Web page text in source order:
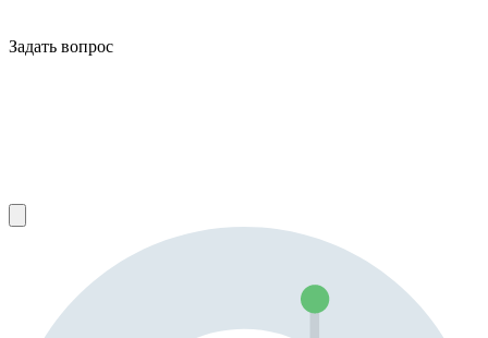
Задать вопрос